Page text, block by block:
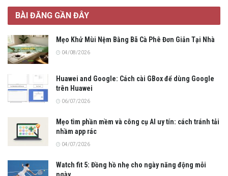
BÀI ĐĂNG GẦN ĐÂY
Mẹo Khử Mùi Nệm Bằng Bã Cà Phê Đơn Giản Tại Nhà
04/08/2026
Huawei and Google: Cách cài GBox để dùng Google
trên Huawei
06/07/2026
Mẹo tìm phần mềm và công cụ AI uy tín: cách tránh tải
nhầm app rác
04/07/2026
Watch fit 5: Đồng hồ nhẹ cho ngày năng động mỗi